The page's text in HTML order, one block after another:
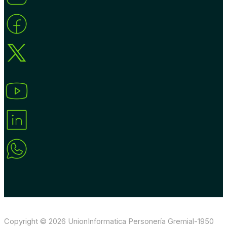
Copyright © 2026 UnionInformatica Personería Gremial-1950